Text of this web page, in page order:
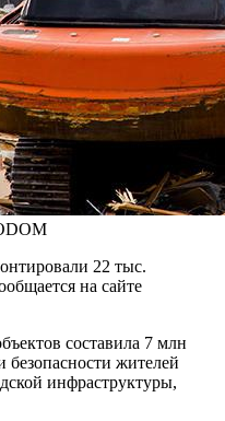
22 тыс.
на сайте
составила 7 млн
безопасности жителей
инфраструктуры,